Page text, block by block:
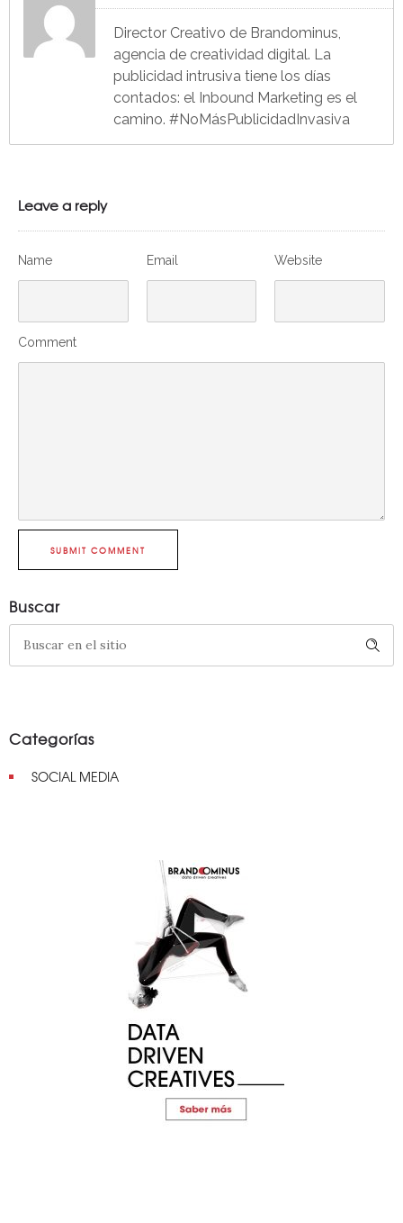
Director Creativo de Brandominus,
agencia de creatividad digital. La
publicidad intrusiva tiene los días
contados: el Inbound Marketing es el
camino. #NoMásPublicidadInvasiva
Leave a reply
Name Email Website
Comment
SUBMIT COMMENT
Buscar
Categorías
SOCIAL MEDIA